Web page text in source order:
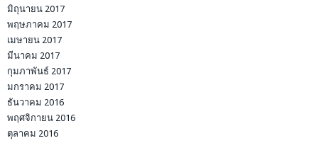
มิถุนายน 2017
พฤษภาคม 2017
เมษายน 2017
มีนาคม 2017
กุมภาพันธ์ 2017
มกราคม 2017
ธันวาคม 2016
พฤศจิกายน 2016
ตุลาคม 2016